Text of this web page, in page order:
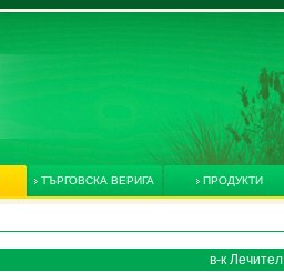
ТЪРГОВСКА ВЕРИГА ПРОДУКТИ
в-к Лечител